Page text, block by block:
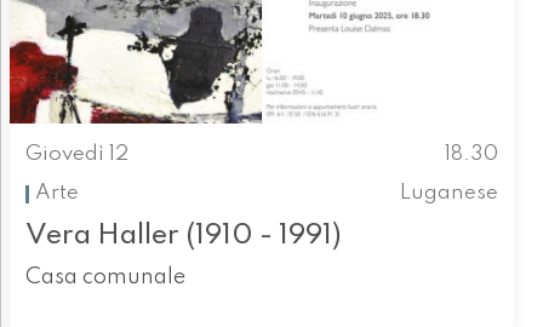
Giovedì 12
18.30
Arte
Luganese
Vera Haller (1910 - 1991)
Casa comunale